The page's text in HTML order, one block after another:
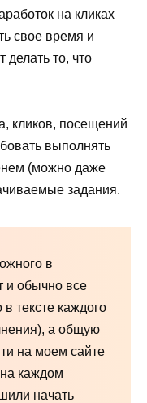
на кликах
свое время и
делать то, что
кликов, посещений
выполнять
(можно даже
задания.
в
и обычно все
тексте каждого
а общую
на моем сайте
каждом
начать